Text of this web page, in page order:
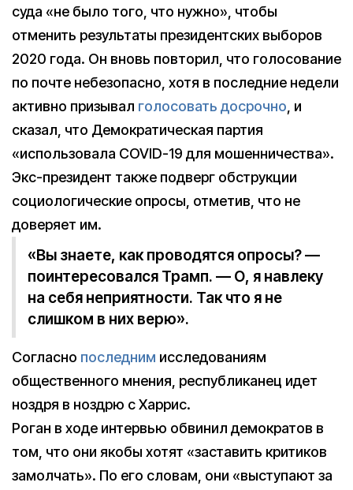
суда «не было того, что нужно», чтобы
отменить результаты президентских выборов
2020 года. Он вновь повторил, что голосование
по почте небезопасно, хотя в последние недели
активно призывал голосовать досрочно, и
сказал, что Демократическая партия
«использовала COVID-19 для мошенничества».
Экс-президент также подверг обструкции
социологические опросы, отметив, что не
доверяет им.
«Вы знаете, как проводятся опросы? —
поинтересовался Трамп. — О, я навлеку
на себя неприятности. Так что я не
слишком в них верю».
Согласно последним исследованиям
общественного мнения, республиканец идет
ноздря в ноздрю с Харрис.
Роган в ходе интервью обвинил демократов в
том, что они якобы хотят «заставить критиков
замолчать». По его словам, они «выступают за